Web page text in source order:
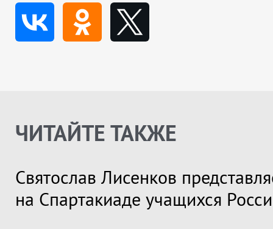
ЧИТАЙТЕ ТАКЖЕ
Святослав Лисенков
на Спартакиаде учащихся